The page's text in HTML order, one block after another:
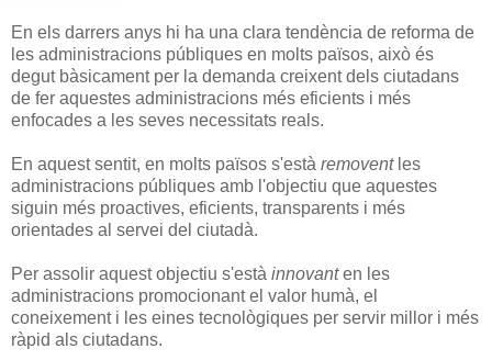
En els darrers anys hi ha una clara tendència de reforma de
les administracions públiques en molts països, això és
degut bàsicament per la demanda creixent dels ciutadans
de fer aquestes administracions més eficients i més
enfocades a les seves necessitats reals.
En aquest sentit, en molts països s'està removent les
administracions públiques amb l'objectiu que aquestes
siguin més proactives, eficients, transparents i més
orientades al servei del ciutadà.
Per assolir aquest objectiu s'està innovanten les
administracions promocionant el valor humà, el
coneixement i les eines tecnològiques per servir millor i més
ràpid als ciutadans.